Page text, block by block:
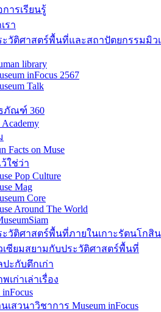
การเรียนรู้
รา
ะวัติศาสตร์พื้นที่และสถาปัตยกรรมมิว
library
inFocus 2567
Talk
ภัณฑ์ 360
Academy
Facts on Muse
ว้ใช่ว่า
Pop Culture
Mag
Core
Around The World
ะวัติศาสตร์พื้นที่ภายในเกาะรัตนโกสิ
เซียมสยามกับประวัติศาสตร์พื้นที่
ปะกับตึกเก่า
เก่าเล่าเรื่อง
inFocus
นเสวนาวิชาการ Museum inFocus